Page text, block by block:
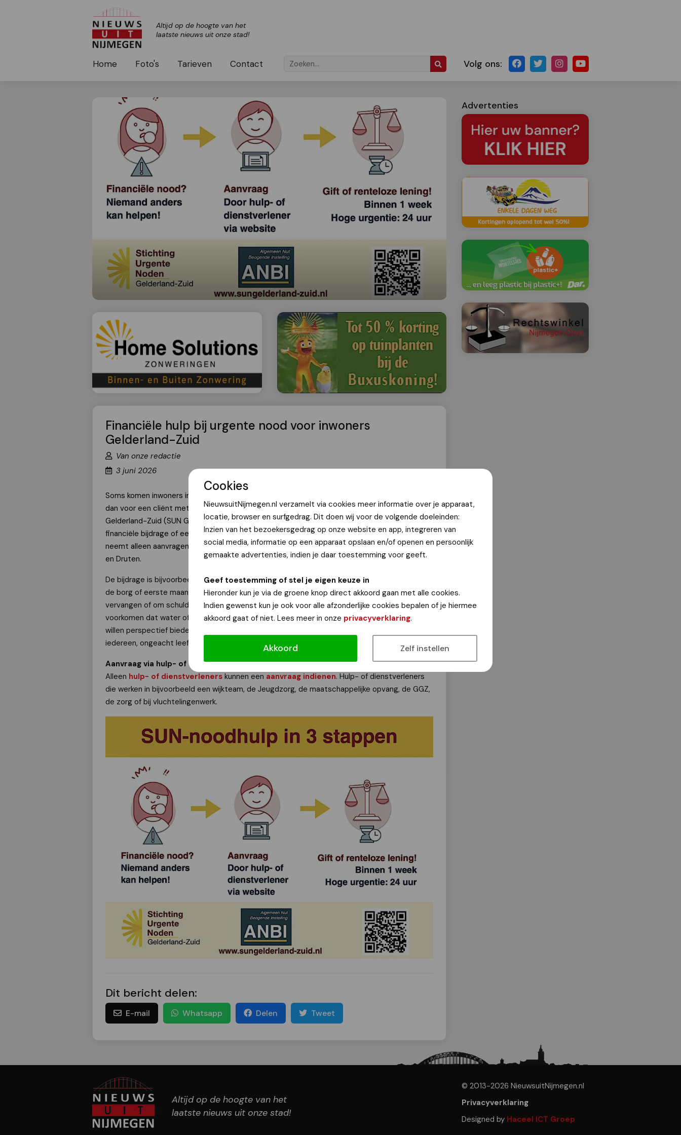
Cookies
NieuwsuitNijmegen.nl verzamelt via cookies meer informatie over je apparaat,
locatie, browser en surfgedrag. Dit doen wij voor de volgende doeleinden:
Inzien van het bezoekersgedrag op onze website en app, integreren van
social media, informatie op een apparaat opslaan en/of openen en persoonlijk
gemaakte advertenties, indien je daar toestemming voor geeft.
Geef toestemming of stel je eigen keuze in
Hieronder kun je via de groene knop direct akkoord gaan met alle cookies.
Indien gewenst kun je ook voor alle afzonderlijke cookies bepalen of je hiermee
akkoord gaat of niet. Lees meer in onze privacyverklaring.
Akkoord Zelf instellen
Altijd op de hoogte van het
laatste nieuws uit onze stad!
Home Foto's Tarieven Contact Volg ons:
Financiële hulp bij urgente nood voor inwoners
Gelderland-Zuid
Van onze redactie
3 juni 2026
Soms komen inwoners in Gelderland-Zuid in financiële nood. Een hulp- of dienstverlener kan
dan voor een cliënt met urgente noden een aanvraag doen bij Stichting Urgente Noden
Gelderland-Zuid (SUN Gelderland-Zuid). Als andere loketten gesloten blijven, bieden wij een
financiële bijdrage of een renteloze lening uit het Sociaal Leenfonds. SUN Gelderland-Zuid
neemt alleen aanvragen in behandeling afkomstig uit de gemeenten Berg en Dal, Beuningen
en Druten.
De bijdrage is bijvoorbeeld bedoeld om een opstap naar werk of opleiding mogelijk te maken,
de borg of eerste maand huur te betalen, de woning in te richten of kapot witgoed te
vervangen of om schuldsanering te kunnen starten. Ook kan de gift worden gebruikt om te
voorkomen dat water of energie wordt afgesloten of een huisuitzetting af te wenden. We
willen perspectief bieden en bijdragen aan een menswaardig bestaan. Wij zijn er voor
iedereen, ongeacht leeftijd, geloof, levenswijze of afkomst.
Aanvraag via hulp- of dienstverleners
Alleen hulp- of dienstverleners kunnen een aanvraag indienen. Hulp- of dienstverleners
die werken in bijvoorbeeld een wijkteam, de Jeugdzorg, de maatschappelijke opvang, de GGZ,
de zorg of bij vluchtelingenwerk.
Dit bericht delen:
E-mail Whatsapp Delen Tweet
Advertenties
Altijd op de hoogte van het
laatste nieuws uit onze stad!
© 2013-2026 NieuwsuitNijmegen.nl
Privacyverklaring
Designed by Haceel ICT Groep